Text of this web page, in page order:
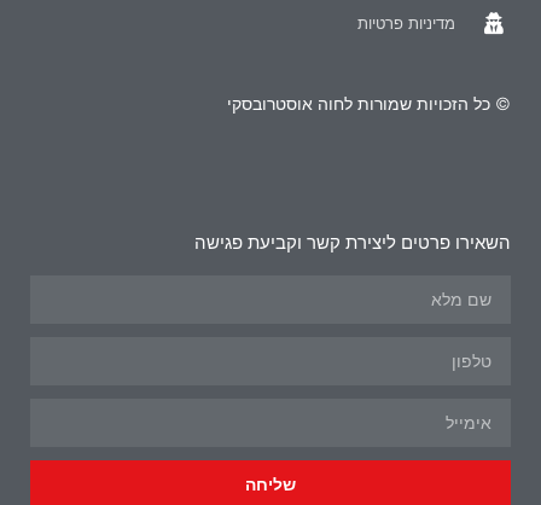
מדיניות פרטיות
© כל הזכויות שמורות לחוה אוסטרובסקי
השאירו פרטים ליצירת קשר וקביעת פגישה
שליחה